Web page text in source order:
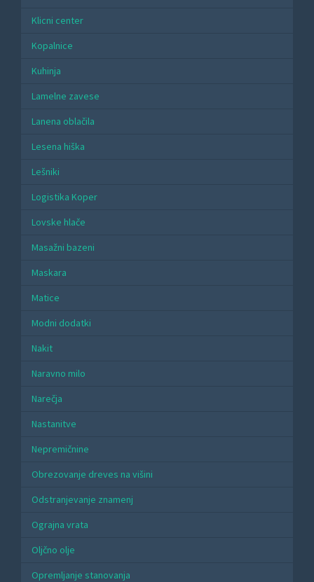
Klicni center
Kopalnice
Kuhinja
Lamelne zavese
Lanena oblačila
Lesena hiška
Lešniki
Logistika Koper
Lovske hlače
Masažni bazeni
Maskara
Matice
Modni dodatki
Nakit
Naravno milo
Narečja
Nastanitve
Nepremičnine
Obrezovanje dreves na višini
Odstranjevanje znamenj
Ograjna vrata
Oljčno olje
Opremljanje stanovanja